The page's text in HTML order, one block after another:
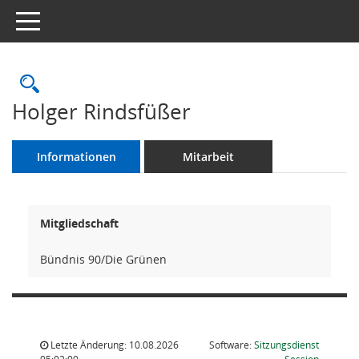
Toggle navigation
Rechercheauswahl
Holger Rindsfüßer
Informationen Mitarbeit
Mitgliedschaft
Bündnis 90/Die Grünen
Letzte Änderung: 10.08.2026
Software:Sitzungsdienst